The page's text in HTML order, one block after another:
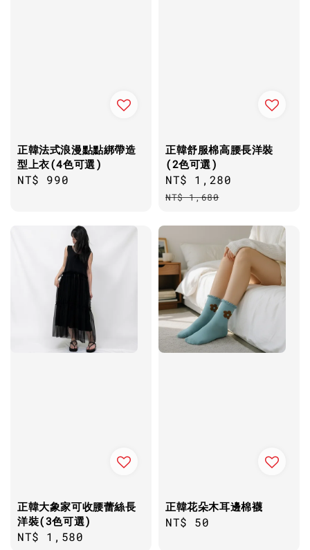
正韓法式浪漫點點綁帶造
型上衣(4色可選)
Regular
NT$ 990
正韓舒服棉高腰長洋裝
(2色可選)
Sale
price
NT$ 1,280
NT$ 1,680
正韓大象家可收腰蕾絲長
洋裝(3色可選)
Regular
NT$ 1,580
正韓花朵木耳邊棉襪
Regular
NT$ 50